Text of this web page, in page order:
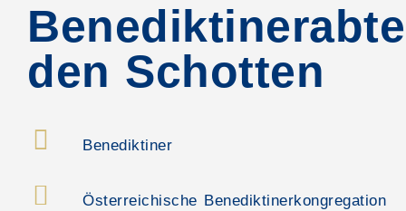
den Schotten
Benediktiner
Österreichische Benediktinerkongregation